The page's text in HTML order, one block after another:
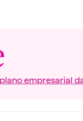
empresarial